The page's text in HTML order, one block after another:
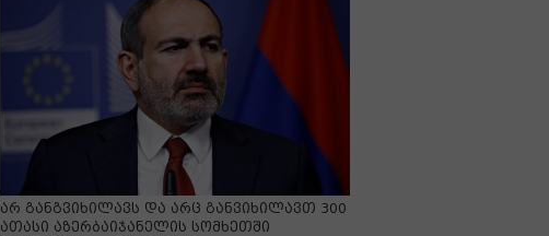
არ განგვიხილავს და არც განვიხილავთ 300
ათასი აზერბაიჯანელის სომხეთში